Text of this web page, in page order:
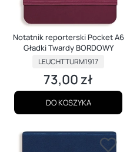
Notatnik reporterski Pocket A6
Gładki Twardy BORDOWY
PRODUCENT
LEUCHTTURM1917
Cena
73,00 zł
DO KOSZYKA